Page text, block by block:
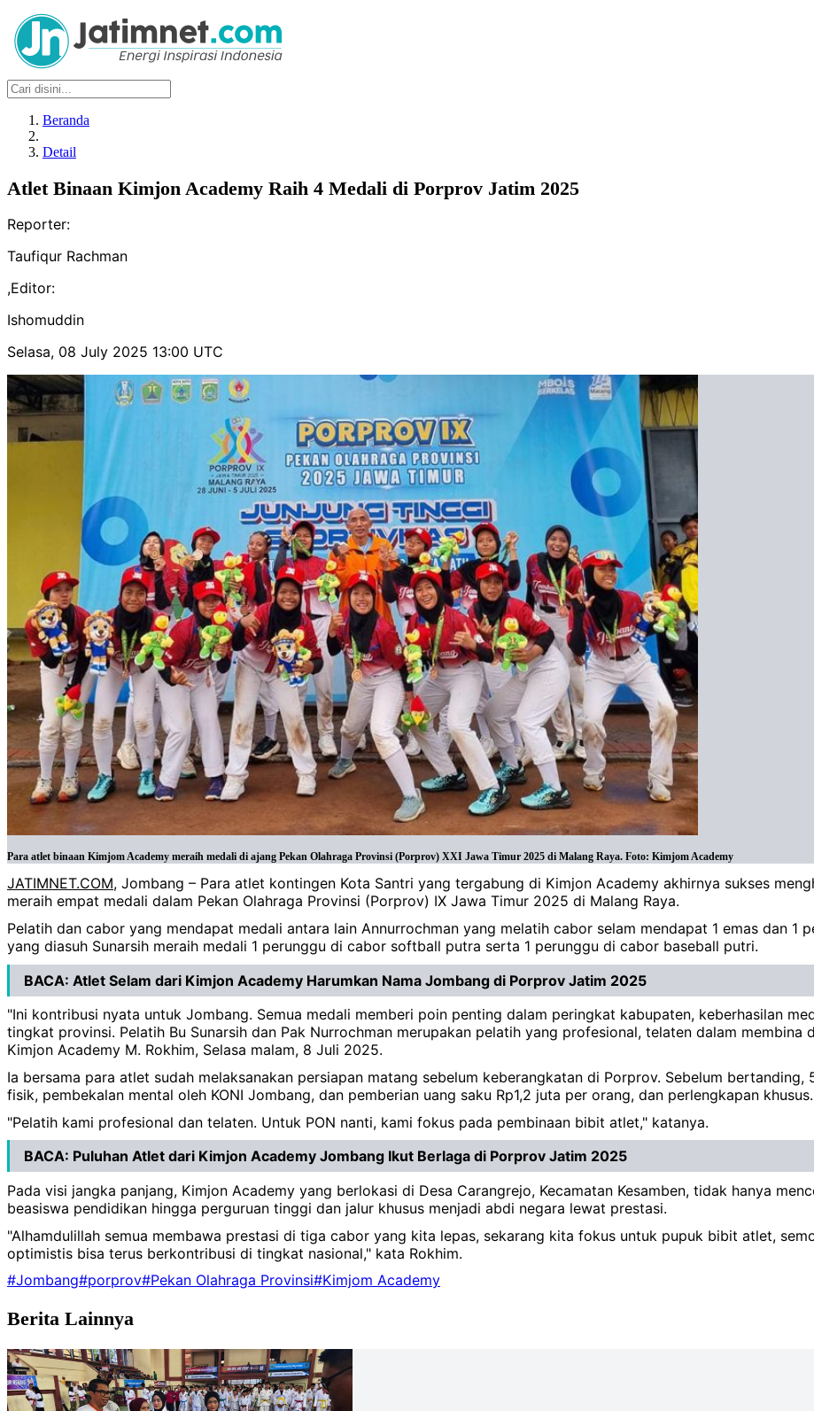
Beranda
Detail
Atlet Binaan Kimjon Academy Raih 4 Medali di Porprov Jatim 2025
Reporter:
Taufiqur Rachman
,Editor:
Ishomuddin
Selasa, 08 July 2025 13:00 UTC
Para atlet binaan Kimjom Academy meraih medali di ajang Pekan Olahraga Provinsi (Porprov) XXI Jawa Timur 2025 di Malang Raya. Foto: Kimjom Academy
JATIMNET.COM, Jombang – Para atlet kontingen Kota Santri yang tergabung di Kimjon Academy akhirnya sukses
meraih empat medali dalam Pekan Olahraga Provinsi (Porprov) IX Jawa Timur 2025 di Malang Raya.
Pelatih dan cabor yang mendapat medali antara lain Annurrochman yang melatih cabor selam mendapat 1 emas dan 1
yang diasuh Sunarsih meraih medali 1 perunggu di cabor softball putra serta 1 perunggu di cabor baseball putri.
BACA: Atlet Selam dari Kimjon Academy Harumkan Nama Jombang di Porprov Jatim 2025
"Ini kontribusi nyata untuk Jombang. Semua medali memberi poin penting dalam peringkat kabupaten, keberhasilan
tingkat provinsi. Pelatih Bu Sunarsih dan Pak Nurrochman merupakan pelatih yang profesional, telaten dalam membina
Kimjon Academy M. Rokhim, Selasa malam, 8 Juli 2025.
Ia bersama para atlet sudah melaksanakan persiapan matang sebelum keberangkatan di Porprov. Sebelum
fisik, pembekalan mental oleh KONI Jombang, dan pemberian uang saku Rp1,2 juta per orang, dan perlengkapan khusus.
"Pelatih kami profesional dan telaten. Untuk PON nanti, kami fokus pada pembinaan bibit atlet," katanya.
BACA: Puluhan Atlet dari Kimjon Academy Jombang Ikut Berlaga di Porprov Jatim 2025
Pada visi jangka panjang, Kimjon Academy yang berlokasi di Desa Carangrejo, Kecamatan Kesamben, tidak hanya
beasiswa pendidikan hingga perguruan tinggi dan jalur khusus menjadi abdi negara lewat prestasi.
"Alhamdulillah semua membawa prestasi di tiga cabor yang kita lepas, sekarang kita fokus untuk pupuk bibit atlet,
optimistis bisa terus berkontribusi di tingkat nasional," kata Rokhim.
#Jombang#porprov#Pekan Olahraga Provinsi#Kimjom Academy
Berita Lainnya